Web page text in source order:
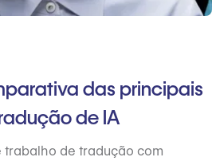
das principais
de IA
trabalho de tradução com